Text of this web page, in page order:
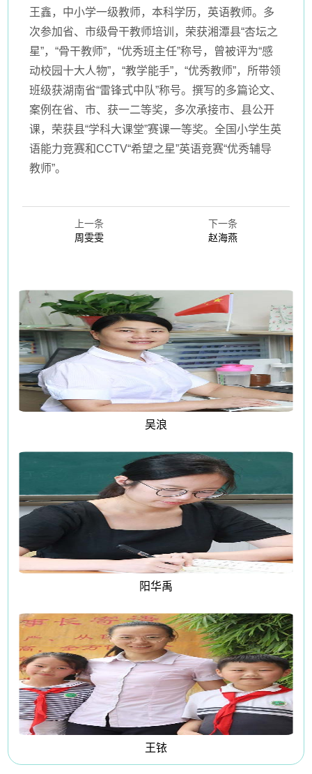
王鑫，中小学一级教师，本科学历，英语教师。多
次参加省、市级骨干教师培训，荣获湘潭县“杏坛之
星”，“骨干教师”，“优秀班主任”称号，曾被评为“感
动校园十大人物”，“教学能手”，“优秀教师”，所带领
班级获湖南省“雷锋式中队”称号。撰写的多篇论文、
案例在省、市、获一二等奖，多次承接市、县公开
课，荣获县“学科大课堂”赛课一等奖。全国小学生英
语能力竞赛和CCTV“希望之星”英语竞赛“优秀辅导
教师”。
上一条
周雯雯
下一条
赵海燕
吴浪
阳华禹
王铱